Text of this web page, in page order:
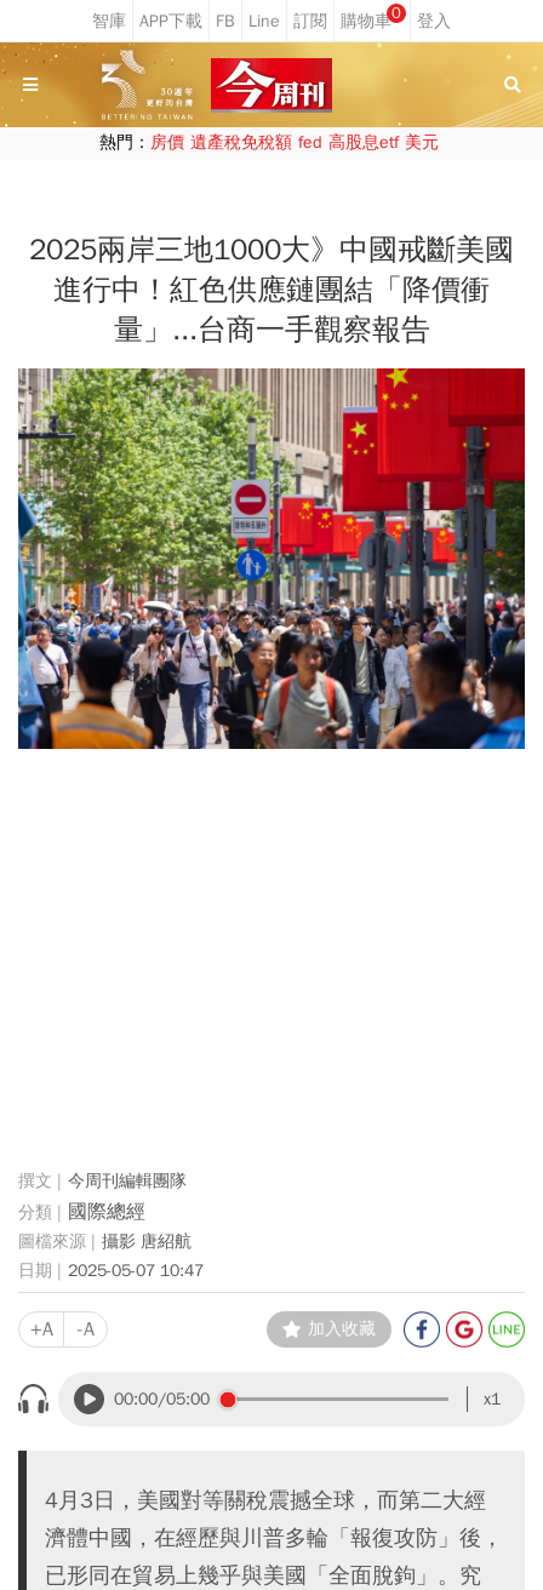
0
熱門： 房價 遺產稅免稅額 fed 高股息etf 美元
2025兩岸三地1000大》中國戒斷美國
進行中！紅色供應鏈團結「降價衝
量」...台商一手觀察報告
今周刊編輯團隊
國際總經
攝影 唐紹航
2025-05-07 10:47
+A -A 加入收藏
00:00/05:00 x1
4月3日，美國對等關稅震撼全球，而第二大經
濟體中國，在經歷與川普多輪「報復攻防」後，
已形同在貿易上幾乎與美國「全面脫鉤」。究